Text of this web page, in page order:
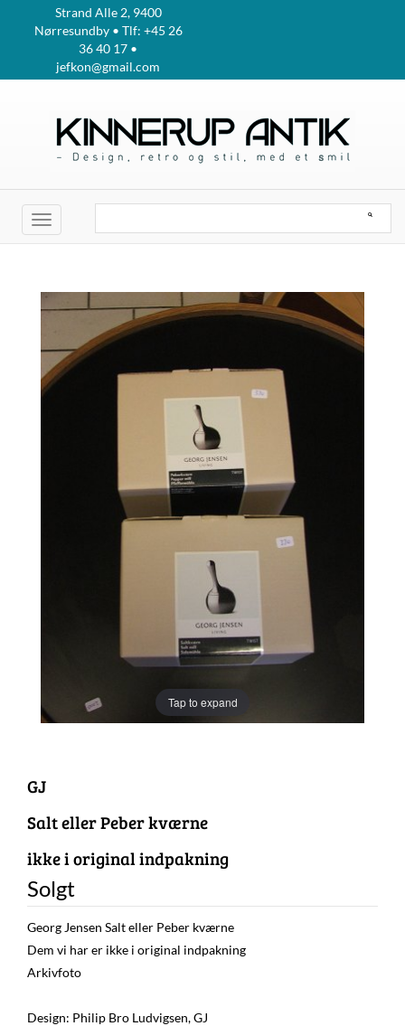
Strand Alle 2, 9400
Nørresundby • Tlf: +45 26
36 40 17 •
jefkon@gmail.com
Toggle
navigation
Tap to expand
GJ
Salt eller Peber kværne
ikke i original indpakning
Solgt
Georg Jensen Salt eller Peber kværne
Dem vi har er ikke i original indpakning
Arkivfoto
Design: Philip Bro Ludvigsen, GJ